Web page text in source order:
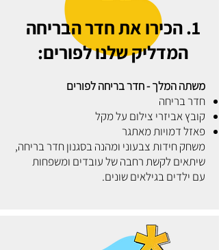
1. הכירו את חדר הבריחה
המדליק שלנו לפורים:
משתה המלך - חדר בריחה לפורים
חדר בריחה
קובץ אביזרי צילום על מקל
פאזל דמויות מאתגר
משחק חידות צבעוני ומהנה בסגנון חדר בריחה,
שיתאים לקשת רחבה של עובדים ומשפחות
עם ילדים בגילאים שונים.